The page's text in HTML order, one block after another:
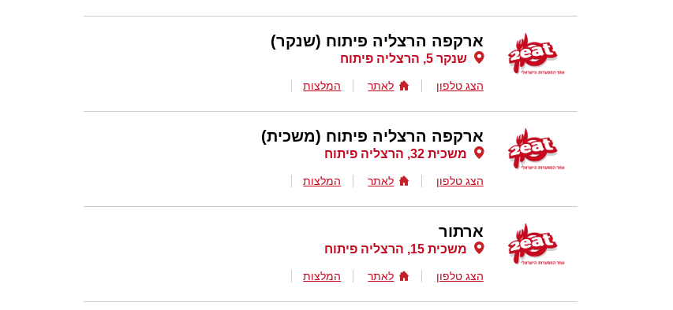
ארקפה הרצליה פיתוח (שנקר)
שנקר 5, הרצליה פיתוח
הצג טלפון לאתר המלצות
ארקפה הרצליה פיתוח (משכית)
משכית 32, הרצליה פיתוח
הצג טלפון לאתר המלצות
ארתור
משכית 15, הרצליה פיתוח
הצג טלפון לאתר המלצות